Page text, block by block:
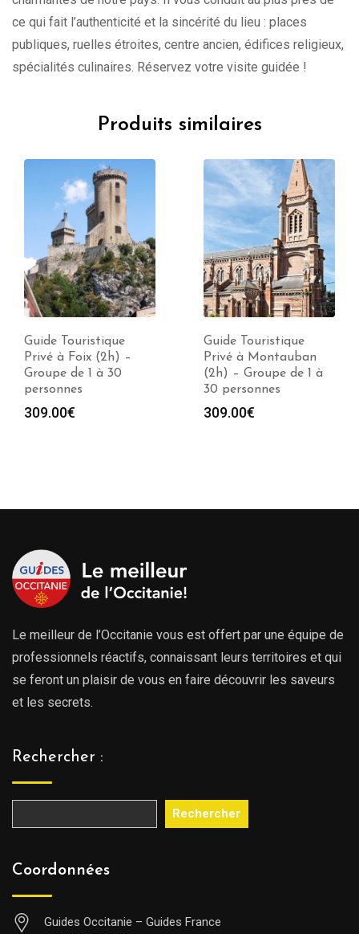
ce qui fait l’authenticité et la sincérité du lieu : places
publiques, ruelles étroites, centre ancien, édifices religieux,
spécialités culinaires. Réservez votre visite guidée !
Produits similaires
Guide Touristique
Privé à Foix (2h) –
Groupe de 1 à 30
personnes
309.00€
Guide Touristique
Privé à Montauban
(2h) – Groupe de 1 à
30 personnes
309.00€
Le meilleur de l’Occitanie vous est offert par une équipe de
professionnels réactifs, connaissant leurs territoires et qui
se feront un plaisir de vous en faire découvrir les saveurs
et les secrets.
Rechercher :
Rechercher
Coordonnées
Guides Occitanie – Guides France